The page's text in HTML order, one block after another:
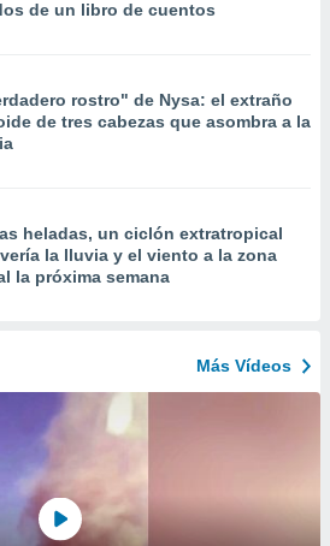
de un libro de cuentos
rostro" de Nysa: el extraño
de tres cabezas que asombra a la
heladas, un ciclón extratropical
la lluvia y el viento a la zona
la próxima semana
Más Vídeos